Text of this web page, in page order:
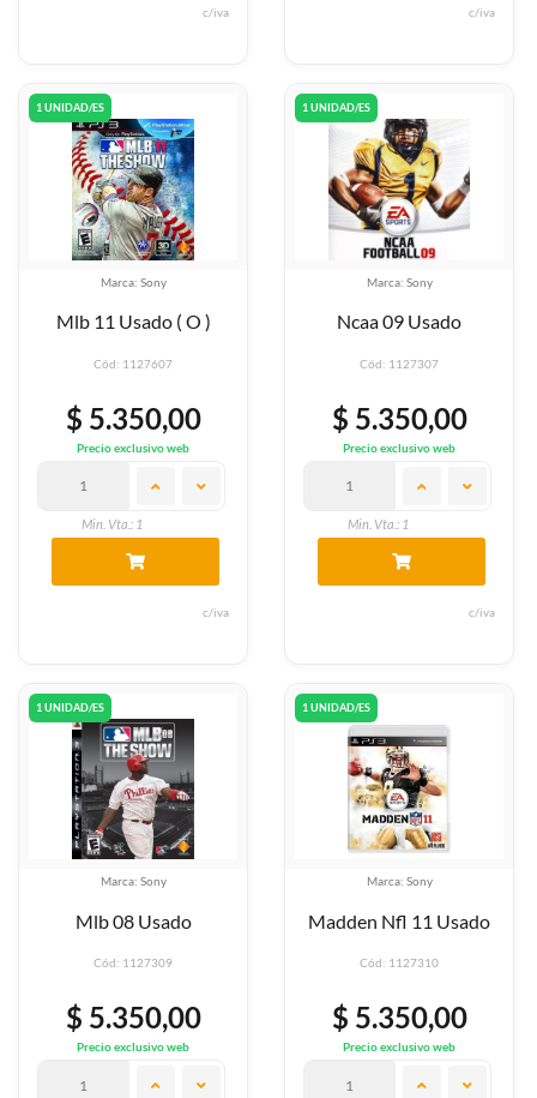
c/iva c/iva
1 UNIDAD/ES
Marca: Sony
Mlb 11 Usado ( O )
Cód: 1127607
$ 5.350,00
Precio exclusivo web
Min. Vta.: 1
c/iva
1 UNIDAD/ES
Marca: Sony
Ncaa 09 Usado
Cód: 1127307
$ 5.350,00
Precio exclusivo web
Min. Vta.: 1
c/iva
1 UNIDAD/ES
Marca: Sony
Mlb 08 Usado
Cód: 1127309
$ 5.350,00
Precio exclusivo web
1 UNIDAD/ES
Marca: Sony
Madden Nfl 11 Usado
Cód: 1127310
$ 5.350,00
Precio exclusivo web